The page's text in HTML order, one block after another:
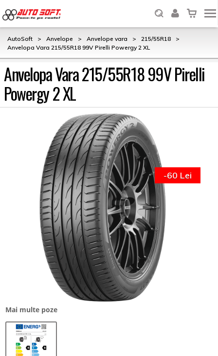
AutoSoft > Anvelope > Anvelope vara > 215/55R18
>
Anvelopa Vara 215/55R18 99V Pirelli Powergy 2 XL
Anvelopa Vara 215/55R18 99V Pirelli
Powergy 2 XL
Mai multe poze
-60 Lei